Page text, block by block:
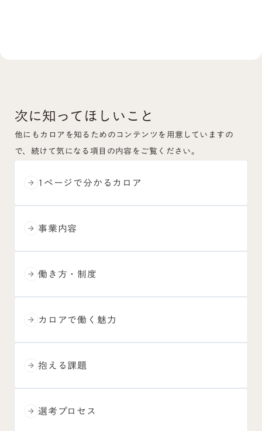
次に知ってほしいこと
他にもカロアを知るためのコンテンツを用意していますの
で、続けて気になる項目の内容をご覧ください。
arrow_forward 1ページで分かるカロア
arrow_forward 事業内容
arrow_forward 働き方・制度
arrow_forward カロアで働く魅力
arrow_forward 抱える課題
arrow_forward 選考プロセス